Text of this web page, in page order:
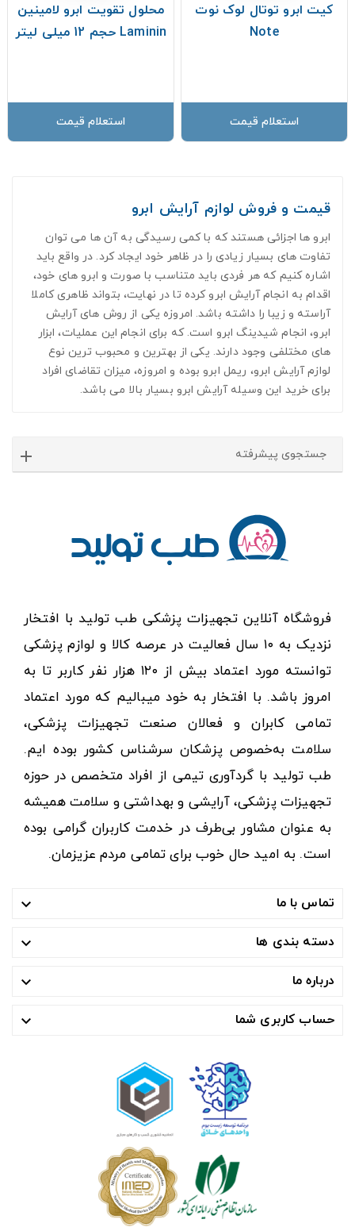
کیت ابرو توتال لوک نوت
Note
استعلام قیمت
محلول تقویت ابرو لامینین
Laminin حجم 12 میلی لیتر
استعلام قیمت
قیمت و فروش لوازم آرایش ابرو
ابرو ها اجزائی هستند که با کمی رسیدگی به آن ها می توان
تفاوت های بسیار زیادی را در ظاهر خود ایجاد کرد. در واقع باید
اشاره کنیم که هر فردی باید متناسب با صورت و ابرو های خود،
اقدام به انجام آرایش ابرو کرده تا در نهایت، بتواند ظاهری کاملا
آراسته و زیبا را داشته باشد. امروزه یکی از روش های آرایش
ابرو، انجام شیدینگ ابرو است. که برای انجام این عملیات، ابزار
های مختلفی وجود دارند. یکی از بهترین و محبوب ترین نوع
لوازم آرایش ابرو، ریمل ابرو بوده و امروزه، میزان تقاضای افراد
برای خرید این وسیله آرایش ابرو بسیار بالا می باشد.
جستجوی پیشرفته
فروشگاه آنلاین تجهیزات پزشکی طب تولید با افتخار
نزدیک به ۱۰ سال فعالیت در عرصه کالا و لوازم پزشکی
توانسته مورد اعتماد بیش از ۱۲۰ هزار نفر کاربر تا به
امروز باشد. با افتخار به خود میبالیم که مورد اعتماد
تمامی کابران و فعالان صنعت تجهیزات پزشکی،
سلامت به‌خصوص پزشکان سرشناس کشور بوده ایم.
طب تولید با گردآوری تیمی از افراد متخصص در حوزه
تجهیزات پزشکی، آرایشی و بهداشتی و سلامت همیشه
به عنوان مشاور بی‌طرف در خدمت کاربران گرامی بوده
است. به امید حال خوب برای تمامی مردم عزیزمان.
تماس با ما 
دسته بندی ها 
درباره ما 
حساب کاربری شما 